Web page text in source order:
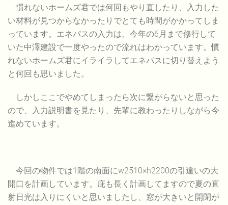
慣れないホームズ君では何回もやり直したり、入力した
い材料が見つからなかったりでとても時間がかかってしま
っています。エネパスの入力は、今年の6月まで修行して
いた中澤建設で一度やったので流れはわかっています。慣
れないホームズ君にイライラしてエネパスに切り替えよう
と何回も思いました。
しかしここでやめてしまったら次に繋がらないと思った
ので、入力説明書を見たり、先輩に教わったりしながら今
進めています。
今回の物件では1階の南面にw2510×h2200の引違いの大
開口を計画しています。庇も長く計画してますので夏の直
射日光は入りにくいと思いましたし、窓が大きいと開閉が